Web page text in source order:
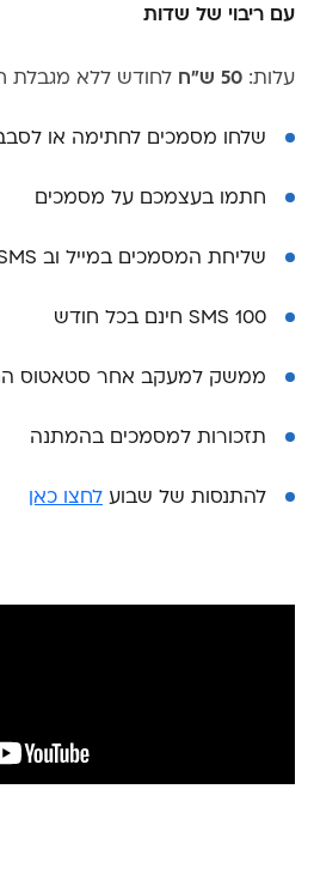
עם ריבוי של שדות
עלות: 50 ש"ח לחודש ללא מגבלת
שלחו מסמכים לחתימה או
חתמו בעצמכם על מסמכים
שליחת המסמכים במייל וב SMS
100 SMS חינם בכל חודש
ממשק למעקב אחר סטאטוס
תזכורות למסמכים בהמתנה
להתנסות של שבוע לחצו כאן